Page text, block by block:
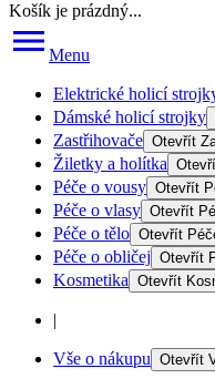
Košík je prázdný...
Menu
Elektrické holicí
Dámské holicí strojky
Zastřihovače Otevřít
Žiletky a holítka
Péče o vousy Otevřít
Péče o vlasy Otevřít
Péče o tělo Otevřít
Péče o obličej Otevřít
Kosmetika Otevřít
|
Vše o nákupu Otevřít